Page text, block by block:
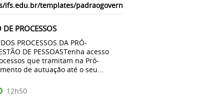
ifs.edu.br/templates/padraogoverno01/html/com_content/
PROCESSOS
PROCESSOS DA PRÓ-
DE PESSOASTenha acesso
que tramitam na Pró-
de autuação até o seu...
12h50